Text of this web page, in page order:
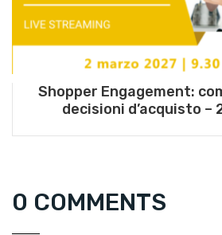
Shopper Engagement:
decisioni d’acquisto –
0 COMMENTS